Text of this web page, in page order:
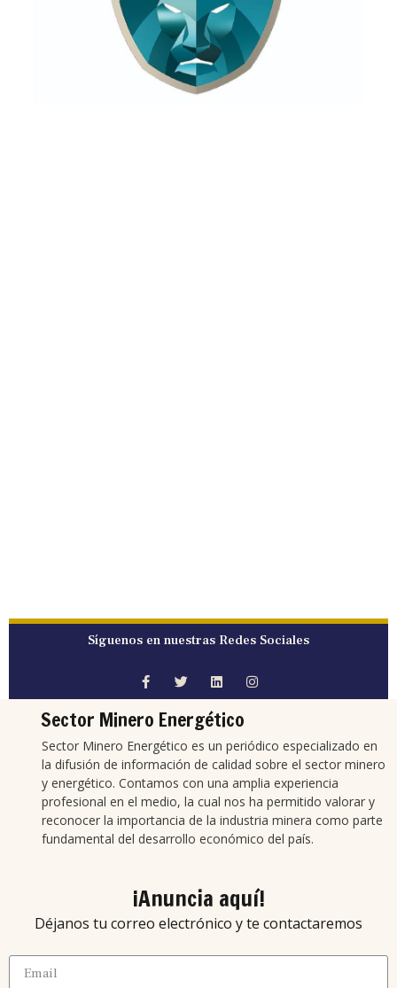
Síguenos en nuestras Redes Sociales
Sector Minero Energético
Sector Minero Energético es un periódico especializado en
la difusión de información de calidad sobre el sector minero
y energético. Contamos con una amplia experiencia
profesional en el medio, la cual nos ha permitido valorar y
reconocer la importancia de la industria minera como parte
fundamental del desarrollo económico del país.
¡Anuncia aquí!
Déjanos tu correo electrónico y te contactaremos